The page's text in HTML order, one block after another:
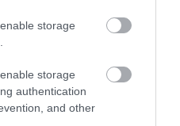
storage
storage
authentication
and other
VOLT ILYEN ALACSONY AZ
07|Mindenki ügye